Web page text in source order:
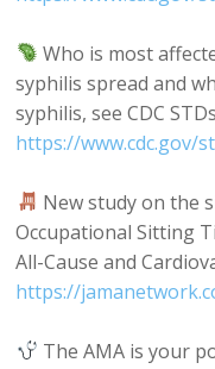
Who is most
syphilis spread and
syphilis, see CDC
https://www.cdc.gov/
New study on the
Occupational Sitting
All-Cause and
https://
The AMA is your